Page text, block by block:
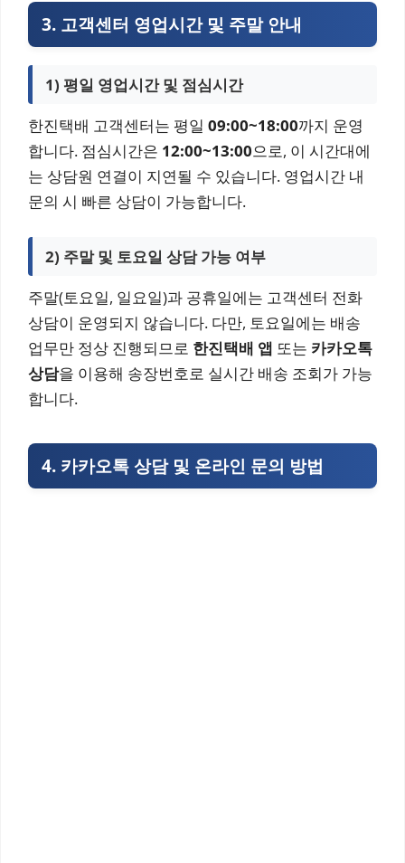
3. 고객센터 영업시간 및 주말 안내
1) 평일 영업시간 및 점심시간
한진택배 고객센터는 평일 09:00~18:00까지 운영
합니다. 점심시간은 12:00~13:00으로, 이 시간대에
는 상담원 연결이 지연될 수 있습니다. 영업시간 내
문의 시 빠른 상담이 가능합니다.
2) 주말 및 토요일 상담 가능 여부
주말(토요일, 일요일)과 공휴일에는 고객센터 전화
상담이 운영되지 않습니다. 다만, 토요일에는 배송
업무만 정상 진행되므로 한진택배 앱 또는 카카오톡
상담을 이용해 송장번호로 실시간 배송 조회가 가능
합니다.
4. 카카오톡 상담 및 온라인 문의 방법